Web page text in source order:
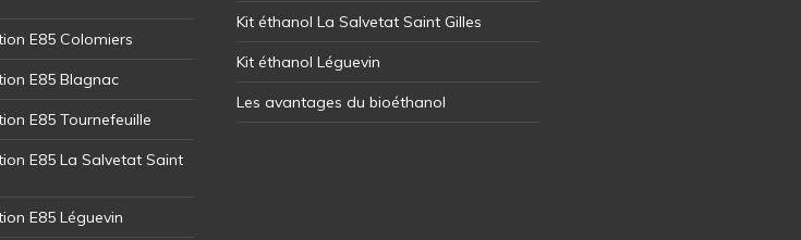
E85 Colomiers
E85 Blagnac
E85 Tournefeuille
E85 La Salvetat Saint
E85 Léguevin
Kit éthanol La Salvetat Saint Gilles
Kit éthanol Léguevin
Les avantages du bioéthanol